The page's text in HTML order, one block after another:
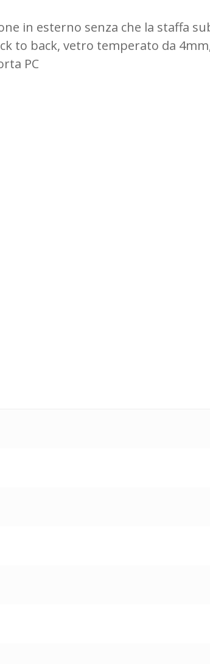
in esterno senza che la staffa
to back, vetro temperato da
PC